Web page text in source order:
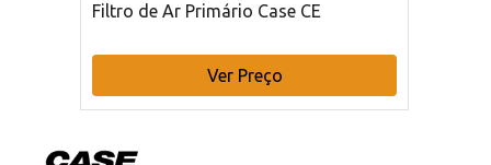
Filtro de Ar Primário Case CE
Ver Preço